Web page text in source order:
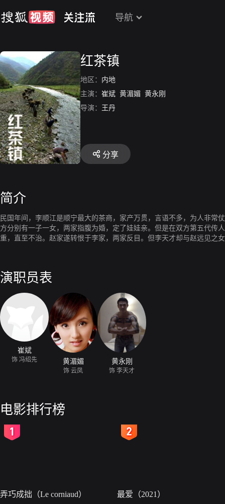
导航
红茶镇
地区： 内地
主演： 崔斌 黄湄媚 黄永刚
导演：
王丹
分享
简介
民国年间，李顺江是顺宁最大的茶商，家产万贯，言语不多，为人非
方分别有一子一女，两家指腹为婚，定了娃娃亲。但是在双方第五代传
重，直至不治。赵家遂转恨于李家，两家反目。但李天才却与赵远见之
演职员表
崔斌
饰 冯绍先 黄湄媚
饰 云凤
黄永刚
饰 李天才
电影排行榜
弄巧成拙（Le corniaud） 最爱（2021）